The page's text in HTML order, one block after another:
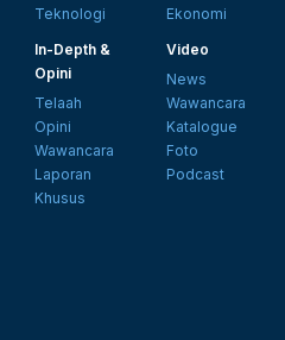
Teknologi
Ekonomi
In-Depth &
Opini
Telaah
Opini
Wawancara
Laporan
Khusus
Video
News
Wawancara
Katalogue
Foto
Podcast